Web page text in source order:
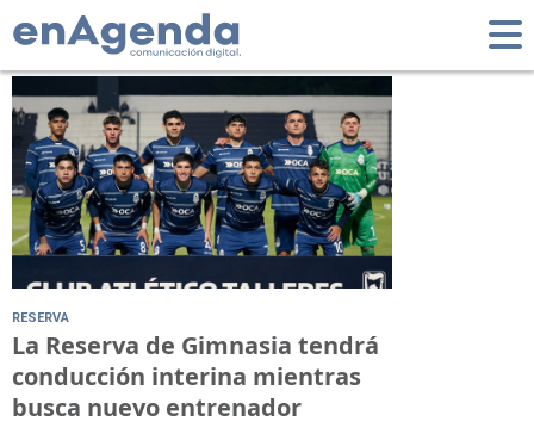
Tag: Diego Herner
RESERVA
La Reserva de Gimnasia tendrá
conducción interina mientras
busca nuevo entrenador